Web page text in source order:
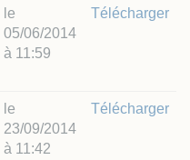
le
05/06/2014
à 11:59
Télécharger
le
23/09/2014
à 11:42
Télécharger